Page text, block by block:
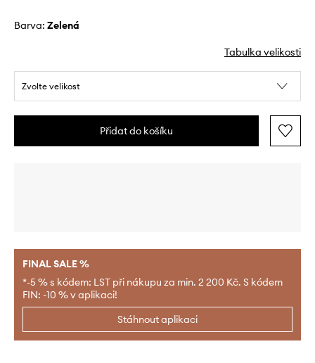
Barva: zelená
Tabulka velikosti
Zvolte velikost
Přidat do košíku
FINAL SALE %
*-5 % s kódem: LST při nákupu za min. 2 200 Kč. S kódem
FIN: -10 % v aplikaci!
Stáhnout aplikaci